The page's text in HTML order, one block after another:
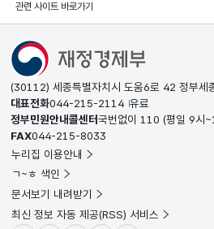
관련 사이트 바로가기
(30112) 세종특별자치시 도움6로 42 정부세
대표전화044-215-2114 유료
정부민원안내콜센터국번없이 110 (평일 9시
FAX044-215-8033
누리집 이용안내
ㄱ~ㅎ 색인
문서보기 내려받기
최신 정보 자동 제공(RSS) 서비스